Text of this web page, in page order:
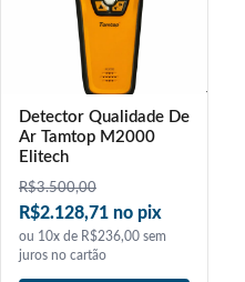
Detector Qualidade De
Ar Tamtop M2000
Elitech
R$3.500,00
R$2.128,71 no pix
ou 10x de R$236,00 sem
juros no cartão